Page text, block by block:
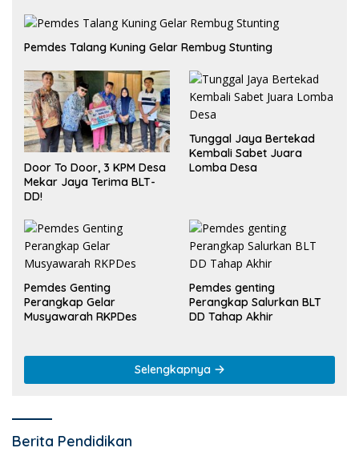
Pemdes Talang Kuning Gelar Rembug Stunting
Door To Door, 3 KPM Desa
Mekar Jaya Terima BLT-
DD!
Tunggal Jaya Bertekad
Kembali Sabet Juara
Lomba Desa
Pemdes Genting
Perangkap Gelar
Musyawarah RKPDes
Pemdes genting
Perangkap Salurkan BLT
DD Tahap Akhir
Selengkapnya
Berita Pendidikan